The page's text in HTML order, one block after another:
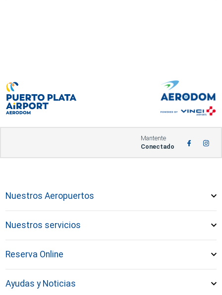
Mantente
Conectado
Nuestros Aeropuertos
Nuestros servicios
Reserva Online
Ayudas y Noticias